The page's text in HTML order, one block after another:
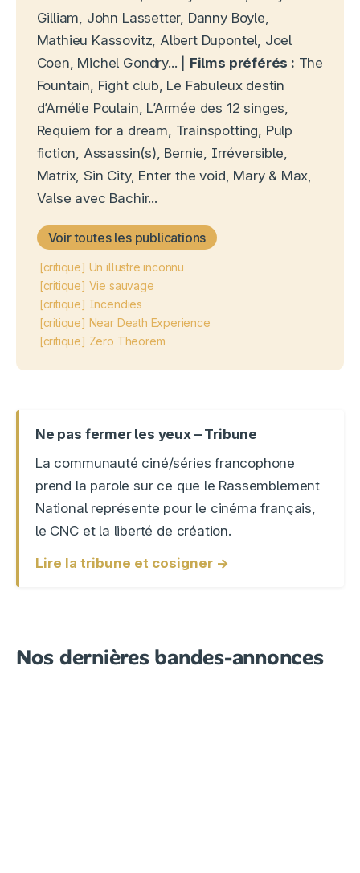
Gilliam, John Lassetter, Danny Boyle,
Mathieu Kassovitz, Albert Dupontel, Joel
Coen, Michel Gondry... | Films préférés : The
Fountain, Fight club, Le Fabuleux destin
d’Amélie Poulain, L’Armée des 12 singes,
Requiem for a dream, Trainspotting, Pulp
fiction, Assassin(s), Bernie, Irréversible,
Matrix, Sin City, Enter the void, Mary & Max,
Valse avec Bachir...
Voir toutes les publications
[critique] Un illustre inconnu
[critique] Vie sauvage
[critique] Incendies
[critique] Near Death Experience
[critique] Zero Theorem
Ne pas fermer les yeux – Tribune
La communauté ciné/séries francophone
prend la parole sur ce que le Rassemblement
National représente pour le cinéma français,
le CNC et la liberté de création.
Lire la tribune et cosigner →
Nos dernières bandes-annonces